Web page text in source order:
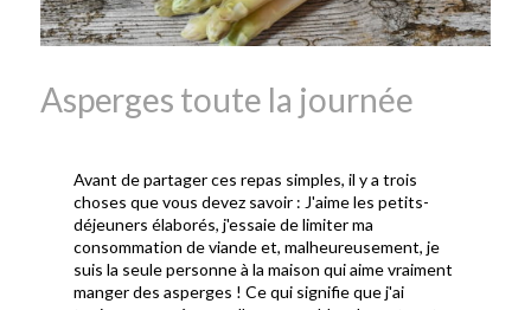
Asperges toute la journée
Avant de partager ces repas simples, il y a trois
choses que vous devez savoir : J'aime les petits-
déjeuners élaborés, j'essaie de limiter ma
consommation de viande et, malheureusement, je
suis la seule personne à la maison qui aime vraiment
manger des asperges ! Ce qui signifie que j'ai